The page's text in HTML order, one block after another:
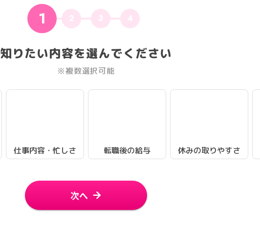
1 2 3 4
知りたい内容を選んでください
※複数選択可能
仕事内容・忙しさ 転職後の給与 休みの取りやすさ
次へ